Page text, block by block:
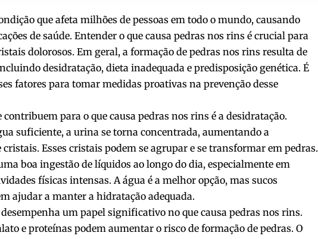
que afeta milhões de pessoas em todo o mundo, causando
de saúde. Entender o que causa pedras nos rins é crucial para
dolorosos. Em geral, a formação de pedras nos rins resulta de
desidratação, dieta inadequada e predisposição genética. É
fatores para tomar medidas proativas na prevenção desse
para o que causa pedras nos rins é a desidratação.
suficiente, a urina se torna concentrada, aumentando a
Esses cristais podem se agrupar e se transformar em pedras.
boa ingestão de líquidos ao longo do dia, especialmente em
físicas intensas. A água é a melhor opção, mas sucos
ajudar a manter a hidratação adequada.
um papel significativo no que causa pedras nos rins.
e proteínas podem aumentar o risco de formação de pedras. O